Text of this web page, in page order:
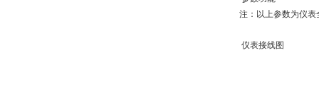
注：以上参数为仪
仪表接线图